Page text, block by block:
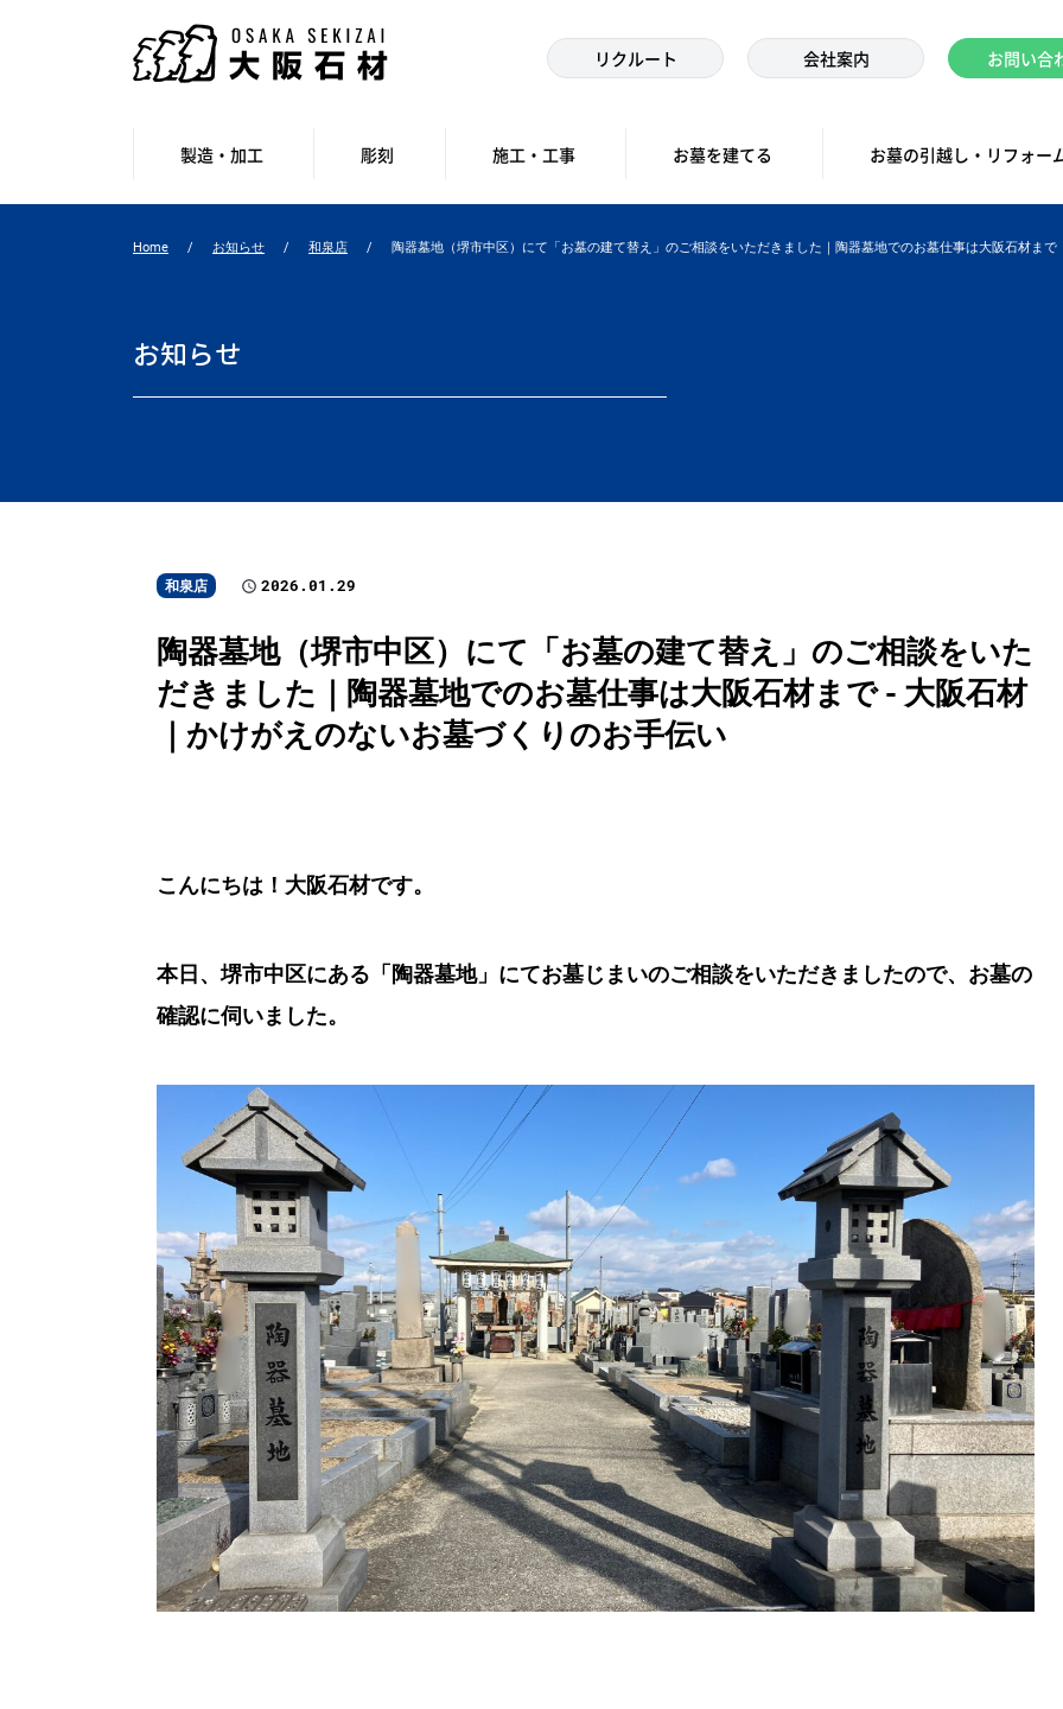
リクルート 会社案内 お問い合
製造・加工 彫刻 施工・工事 お墓を建てる お墓の引越し・リフォー
Home お知らせ 和泉店 陶器墓地（堺市中区）にて「お墓の建て替え」のご相談をいただきました｜陶器墓地でのお墓仕事は大阪石材まで
お知らせ
和泉店 2026.01.29
陶器墓地（堺市中区）にて「お墓の建て替え」のご相談をいた
だきました｜陶器墓地でのお墓仕事は大阪石材まで - 大阪石材
｜かけがえのないお墓づくりのお手伝い
こんにちは！大阪石材です。
本日、堺市中区にある「陶器墓地」にてお墓じまいのご相談をいただきましたので、お墓の
確認に伺いました。